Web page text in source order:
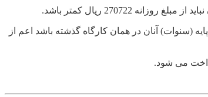
ریال کمتر باشد.
پایه (سنوات) آنان در همان کارگاه گذشته باشد اعم از